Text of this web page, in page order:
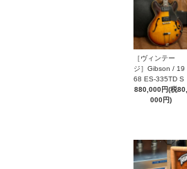
［ヴィンテー
ジ］Gibson / 19
68 ES-335TD S
unburst
880,000円(税80,
000円)